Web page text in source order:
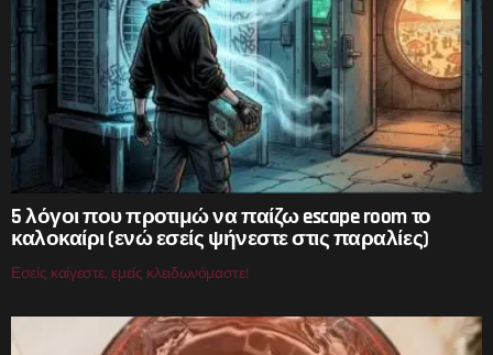
5 λόγοι που προτιμώ να παίζω escape room το
καλοκαίρι (ενώ εσείς ψήνεστε στις παραλίες)
Εσείς καίγεστε, εμείς κλειδωνόμαστε!